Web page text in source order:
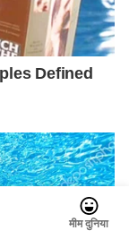
मीम दुनिया